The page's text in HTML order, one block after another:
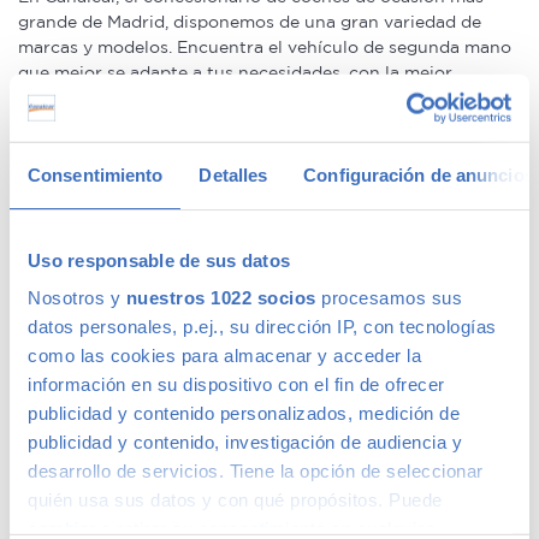
Consentimiento Detalles Configuración de anuncios
Uso responsable de sus datos
Nosotros y nuestros 1022 socios procesamos sus
datos personales, p.ej., su dirección IP, con tecnologías
como las cookies para almacenar y acceder la
información en su dispositivo con el fin de ofrecer
publicidad y contenido personalizados, medición de
publicidad y contenido, investigación de audiencia y
desarrollo de servicios. Tiene la opción de seleccionar
quién usa sus datos y con qué propósitos. Puede
grande de Madrid, disponemos de una gran variedad de
marcas y modelos. Encuentra el vehículo de segunda mano
que mejor se adapte a tus necesidades, con la mejor
relación calidad-precio. O si lo prefieres, ven a vernos y te
aconsejamos.
segunda mano
Nuestros clientes compran coches de segunda mano
porque estos tienen un precio menor que los nuevos, eso es
un hecho. La ventaja de hacerlo en Canalcar es que no estás
obligado a renunciar a la calidad o a la garantía por este
motivo, ni siquiera en coches más básicos. Además, los
coches de ocasión se presentan como una oportunidad
única para adquirir gama Premium, ya que la calidad de